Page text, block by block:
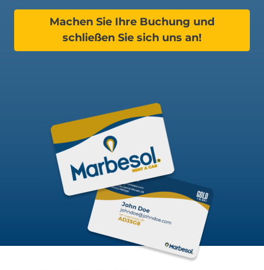
Machen Sie Ihre Buchung und
schließen Sie sich uns an!